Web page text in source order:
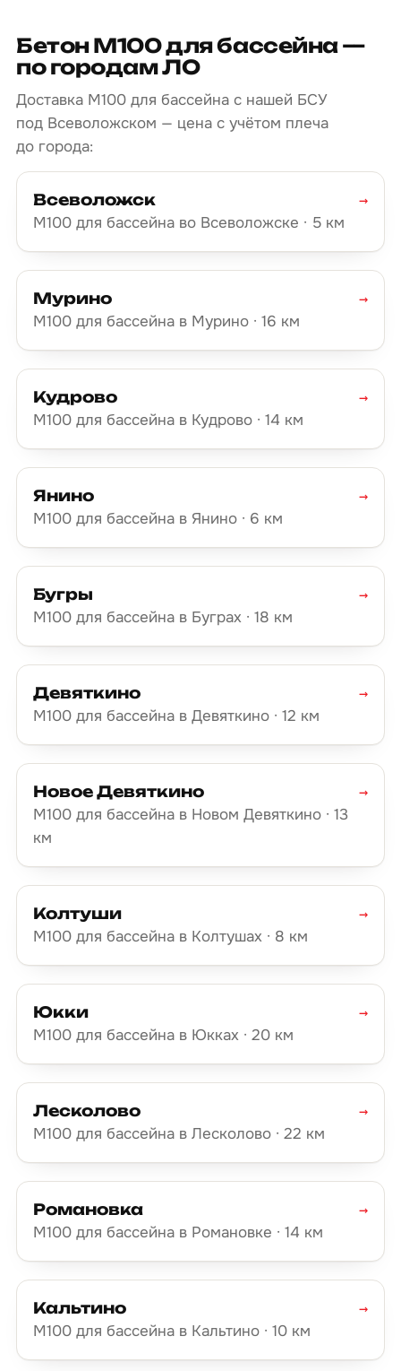
Бетон М100 для бассейна —
по городам ЛО
Доставка М100 для бассейна с нашей БСУ
под Всеволожском — цена с учётом плеча
до города:
Всеволожск
М100 для бассейна во Всеволожске · 5 км
→
Мурино
М100 для бассейна в Мурино · 16 км
→
Кудрово
М100 для бассейна в Кудрово · 14 км
→
Янино
М100 для бассейна в Янино · 6 км
→
Бугры
М100 для бассейна в Буграх · 18 км
→
Девяткино
М100 для бассейна в Девяткино · 12 км
→
Новое Девяткино
М100 для бассейна в Новом Девяткино · 13
км
→
Колтуши
М100 для бассейна в Колтушах · 8 км
→
Юкки
М100 для бассейна в Юкках · 20 км
→
Лесколово
М100 для бассейна в Лесколово · 22 км
→
Романовка
М100 для бассейна в Романовке · 14 км
→
Кальтино
М100 для бассейна в Кальтино · 10 км
→